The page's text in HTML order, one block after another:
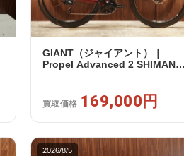
GIANT（ジャイアント）｜
Propel Advanced 2 SHIMANO
買取価格 169,000円
2026/8/5